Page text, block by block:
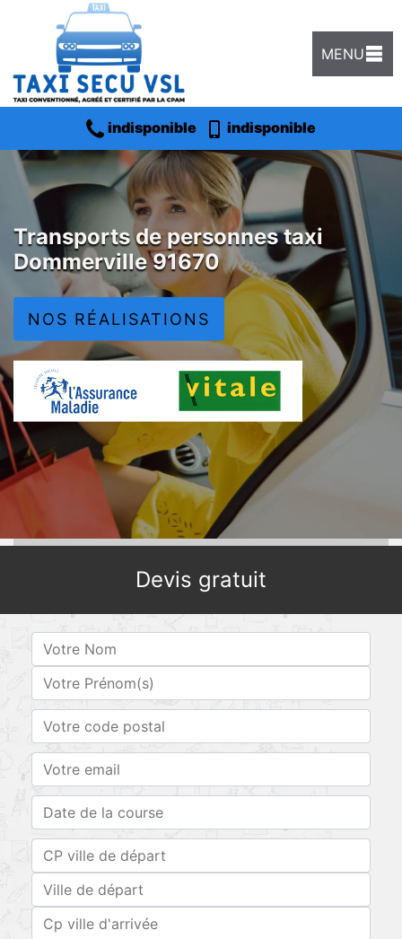
MENU
indisponible indisponible
Transports de personnes taxi
Dommerville 91670
NOS RÉALISATIONS
Devis gratuit